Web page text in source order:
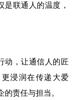
联通人的温度，
动，让通信人的匠
浸润在传递大爱
的责任与担当。